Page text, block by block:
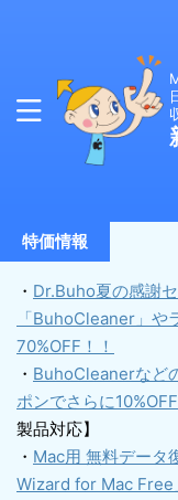
特価情報
・ Dr.Buho夏の感謝
「BuhoCleaner」
70%OFF！！
・ BuhoCleanerなど
ポンでさらに10%OFF
製品対応】
・ Mac用 無料データ
Wizard for Mac Free